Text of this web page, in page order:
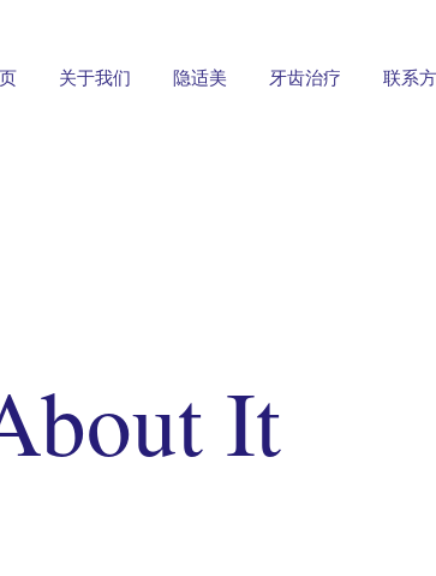
关于我们 隐适美 牙齿治疗 联系
It